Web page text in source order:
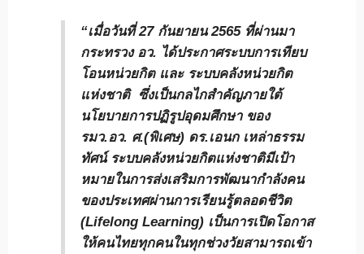
“เมื่อวันที่ 27 กันยายน 2565 ที่ผ่านมา
กระทรวง อว. ได้ประกาศระบบการเทียบ
โอนหน่วยกิต และ ระบบคลังหน่วยกิต
แห่งชาติ ซึ่งเป็นกลไกสำคัญภายใต้
นโยบายการปฏิรูปอุดมศึกษา ของ
รมว.อว. ศ.(พิเศษ) ดร.เอนก เหล่าธรรม
ทัศน์ ระบบคลังหน่วยกิตแห่งชาติมีเป้า
หมายในการส่งเสริมการพัฒนากำลังคน
ของประเทศผ่านการเรียนรู้ตลอดชีวิต
(Lifelong Learning) เป็นการเปิดโอกาส
ให้คนไทยทุกคนในทุกช่วงวัยสามารถเข้า